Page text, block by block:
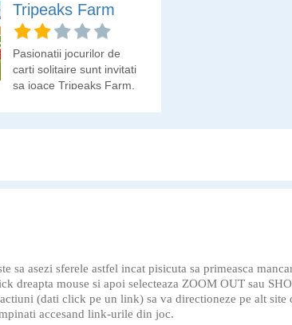
Tripeaks Farm
Pasionatii jocurilor de
carti solitaire sunt invitati
sa joace Tripeaks Farm.
sa asezi sferele astfel incat pisicuta sa primeasca
dreapta mouse si apoi selecteaza ZOOM OUT sau
(dati click pe un link) sa va directioneze pe alt site
accesand link-urile din joc.